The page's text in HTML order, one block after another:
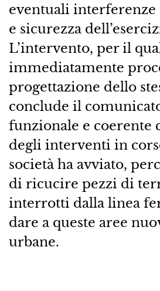
eventuali interferenze
e sicurezza
L’intervento, per il
immediatamente
progettazione dello
conclude il
funzionale e coerente
degli interventi in
società ha avviato,
di ricucire pezzi di
interrotti dalla linea
dare a queste aree
urbane.